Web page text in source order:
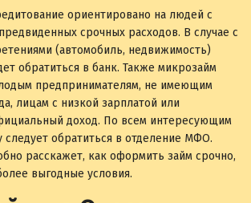
ориентировано на людей с
срочных расходов. В случае с
(автомобиль, недвижимость)
обратиться в банк. Также микрозайм
предпринимателям, не имеющим
лицам с низкой зарплатой или
доход. По всем интересующим
следует обратиться в отделение МФО.
расскажет, как оформить займ срочно,
выгодные условия.